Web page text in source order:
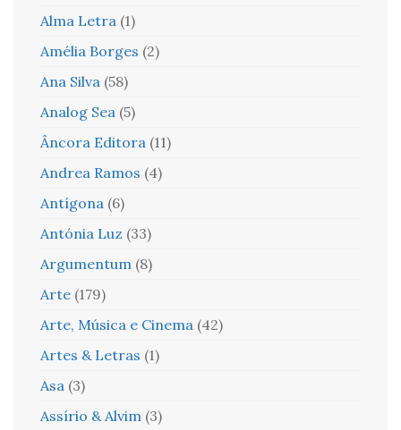
Alma Letra (1)
Amélia Borges (2)
Ana Silva (58)
Analog Sea (5)
Âncora Editora (11)
Andrea Ramos (4)
Antígona (6)
Antónia Luz (33)
Argumentum (8)
Arte (179)
Arte, Música e Cinema (42)
Artes & Letras (1)
Asa (3)
Assírio & Alvim (3)